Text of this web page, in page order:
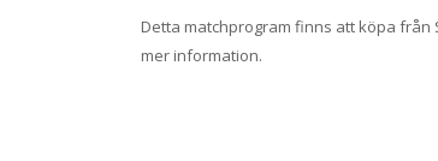
Detta matchprogram finns att köpa
mer information.